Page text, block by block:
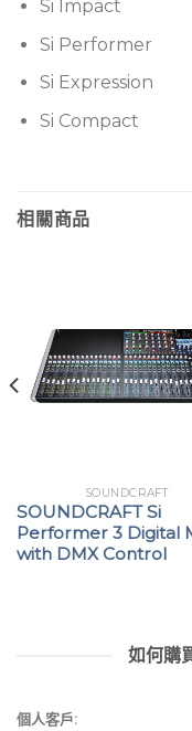
Si Impact
Si Performer
Si Expression
Si Compact
相關商品
SOUNDCRAFT
SOUNDCRAFT Si
Performer 3 Digital
with DMX Control
如何購
個人客戶: